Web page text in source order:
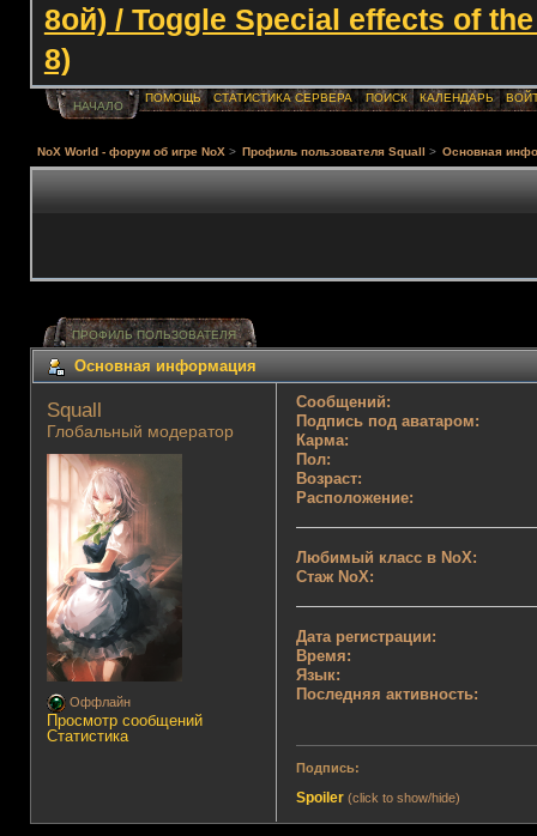
8ой) / Toggle Special effects of
8)
НАЧАЛО
ПОМОЩЬ СТАТИСТИКА СЕРВЕРА ПОИСК КАЛЕНДАРЬ
NoX World - форум об игре NoX > Профиль пользователя Squall > Основная
ПРОФИЛЬ ПОЛЬЗОВАТЕЛЯ
Основная информация
Squall
Глобальный модератор
Оффлайн
Просмотр сообщений
Статистика
Сообщений:
Подпись под аватаром:
Карма:
Пол:
Возраст:
Расположение:
Любимый класс в NoX:
Стаж NoX:
Дата регистрации:
Время:
Язык:
Последняя активность:
Подпись:
Spoiler(click to show/hide)